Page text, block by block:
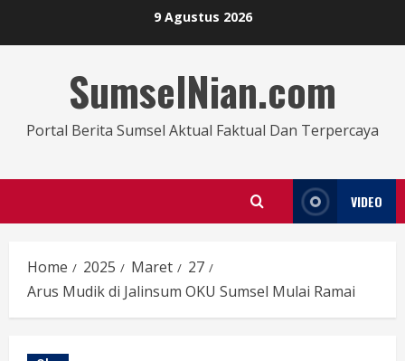
9 Agustus 2026
SumselNian.com
Portal Berita Sumsel Aktual Faktual Dan Terpercaya
VIDEO
Home 2025 Maret
27
Arus Mudik di Jalinsum OKU Sumsel Mulai Ramai